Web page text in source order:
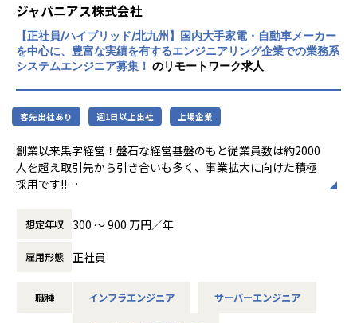
ジャパニアス株式会社
【正社員/ハイブリッド/北九州】国内大手家電・自動車メーカー
を中心に、豊富な実績を有するエンジニアリング企業での業務系
システムエンジニア募集！ のリモートワーク求人
客先出社あり 週1日以上出社 上場企業
創業以来黒字経営！盤石な経営基盤のもと従業員数は約2000
人を超え取引先から引き合いも多く、事業拡大に向けた積極
採用です!!
ご志向／ご希望に応じて、プロジェクトを決定しますので、
是非面接でお話しください！
◆取引業界
想定年収 300 〜 900 万円／年
雇用形態 正社員
職種 インフラエンジニア サーバーエンジニア